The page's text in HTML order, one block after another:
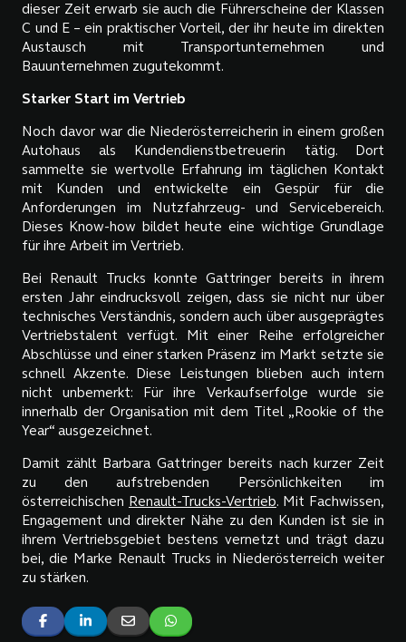
dieser Zeit erwarb sie auch die Führerscheine der Klassen
C und E – ein praktischer Vorteil, der ihr heute im direkten
Austausch mit Transportunternehmen und
Bauunternehmen zugutekommt.
Starker Start im Vertrieb
Noch davor war die Niederösterreicherin in einem großen
Autohaus als Kundendienstbetreuerin tätig. Dort
sammelte sie wertvolle Erfahrung im täglichen Kontakt
mit Kunden und entwickelte ein Gespür für die
Anforderungen im Nutzfahrzeug- und Servicebereich.
Dieses Know-how bildet heute eine wichtige Grundlage
für ihre Arbeit im Vertrieb.
Bei Renault Trucks konnte Gattringer bereits in ihrem
ersten Jahr eindrucksvoll zeigen, dass sie nicht nur über
technisches Verständnis, sondern auch über ausgeprägtes
Vertriebstalent verfügt. Mit einer Reihe erfolgreicher
Abschlüsse und einer starken Präsenz im Markt setzte sie
schnell Akzente. Diese Leistungen blieben auch intern
nicht unbemerkt: Für ihre Verkaufserfolge wurde sie
innerhalb der Organisation mit dem Titel „Rookie of the
Year“ ausgezeichnet.
Damit zählt Barbara Gattringer bereits nach kurzer Zeit
zu den aufstrebenden Persönlichkeiten im
österreichischen Renault-Trucks-Vertrieb. Mit Fachwissen,
Engagement und direkter Nähe zu den Kunden ist sie in
ihrem Vertriebsgebiet bestens vernetzt und trägt dazu
bei, die Marke Renault Trucks in Niederösterreich weiter
zu stärken.